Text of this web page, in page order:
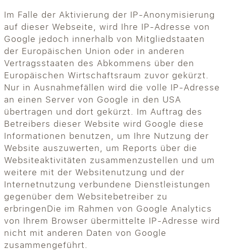
Im Falle der Aktivierung der IP-Anonymisierung
auf dieser Webseite, wird Ihre IP-Adresse von
Google jedoch innerhalb von Mitgliedstaaten
der Europäischen Union oder in anderen
Vertragsstaaten des Abkommens über den
Europäischen Wirtschaftsraum zuvor gekürzt.
Nur in Ausnahmefällen wird die volle IP-Adresse
an einen Server von Google in den USA
übertragen und dort gekürzt. Im Auftrag des
Betreibers dieser Website wird Google diese
Informationen benutzen, um Ihre Nutzung der
Website auszuwerten, um Reports über die
Websiteaktivitäten zusammenzustellen und um
weitere mit der Websitenutzung und der
Internetnutzung verbundene Dienstleistungen
gegenüber dem Websitebetreiber zu
erbringenDie im Rahmen von Google Analytics
von Ihrem Browser übermittelte IP-Adresse wird
nicht mit anderen Daten von Google
zusammengeführt.